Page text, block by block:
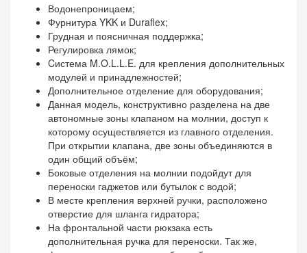
Водонепроницаем;
Фурнитура YKK и Duraflex;
Грудная и поясничная поддержка;
Регулировка лямок;
Cистема M.O.L.L.E. для крепления дополнительных
модулей и принадлежностей;
Дополнительное отделение для оборудования;
Данная модель, конструктивно разделена на две
автономные зоны клапаном на молнии, доступ к
которому осуществляется из главного отделения.
При открытии клапана, две зоны объединяются в
один общий объём;
Боковые отделения на молнии подойдут для
переноски гаджетов или бутылок с водой;
В месте крепления верхней ручки, расположено
отверстие для шланга гидратора;
На фронтальной части рюкзака есть
дополнительная ручка для переноски. Так же,